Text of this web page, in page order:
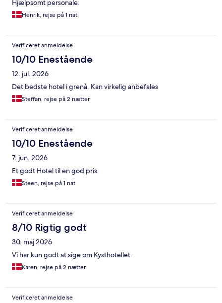
Hjælpsomt personale.
Henrik, rejse på 1 nat
Verificeret anmeldelse
10/10 Enestående
12. jul. 2026
Det bedste hotel i grenå. Kan virkelig anbefales
Steffan, rejse på 2 nætter
Verificeret anmeldelse
10/10 Enestående
7. jun. 2026
Et godt Hotel til en god pris
Steen, rejse på 1 nat
Verificeret anmeldelse
8/10 Rigtig godt
30. maj 2026
Vi har kun godt at sige om Kysthotellet.
Karen, rejse på 2 nætter
Verificeret anmeldelse